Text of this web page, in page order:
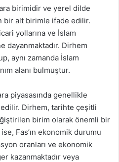
birimidir ve yerel dilde
bir alt birimle ifade edilir.
yollarına ve İslam
dayanmaktadır. Dirhem
aynı zamanda İslam
alanı bulmuştur.
piyasasında genellikle
edilir. Dirhem, tarihte çeşitli
birim olarak önemli bir
Fas’ın ekonomik durumu
oranları ve ekonomik
kazanmaktadır veya